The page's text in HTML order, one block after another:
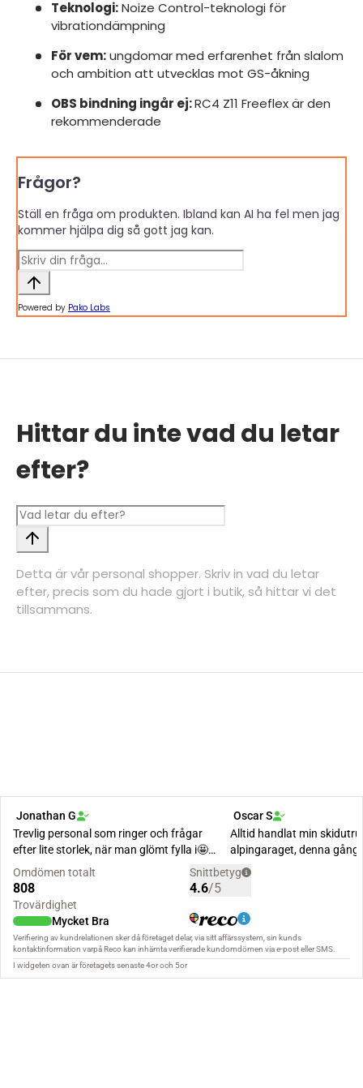
Teknologi:Noize Control-teknologi för
vibrationdämpning
För vem:ungdomar med erfarenhet från slalom
och ambition att utvecklas mot GS-åkning
OBS bindning ingår ej:RC4 Z11 Freeflex är den
rekommenderade